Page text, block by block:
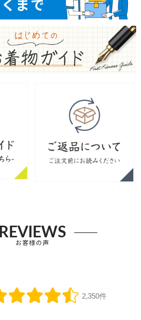
REVIEWS
お客様の声
2,350件